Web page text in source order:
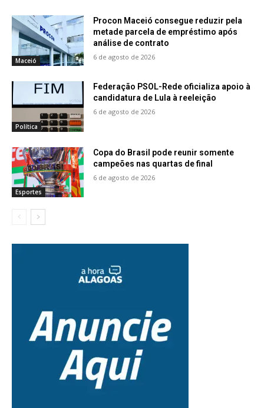
Maceió
Procon Maceió consegue reduzir pela
metade parcela de empréstimo após
análise de contrato
6 de agosto de 2026
Política
Federação PSOL-Rede oficializa apoio à
candidatura de Lula à reeleição
6 de agosto de 2026
Esportes
Copa do Brasil pode reunir somente
campeões nas quartas de final
6 de agosto de 2026